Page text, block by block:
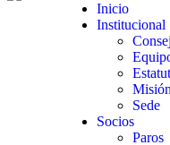
Inicio
Institucional
Sede
Socios
Paros